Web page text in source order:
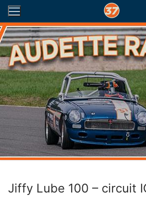
Aller
au
contenu
Rechercher :
Jiffy Lube 100 – circuit